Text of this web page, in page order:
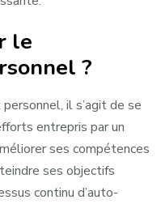
le
?
il s’agit de se
entrepris par un
ses compétences
ses objectifs
continu d’auto-